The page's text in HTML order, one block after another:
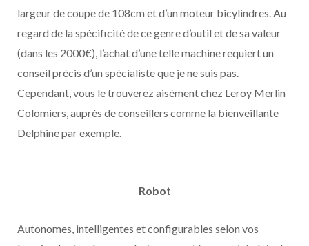
largeur de coupe de 108cm et d’un moteur bicylindres. Au
regard de la spécificité de ce genre d’outil et de sa valeur
(dans les 2000€), l’achat d’une telle machine requiert un
conseil précis d’un spécialiste que je ne suis pas.
Cependant, vous le trouverez aisément chez Leroy Merlin
Colomiers, auprès de conseillers comme la bienveillante
Delphine par exemple.
Robot
Autonomes, intelligentes et configurables selon vos